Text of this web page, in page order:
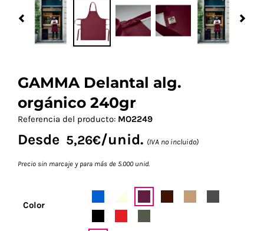
Previous
GAMMA Delantal alg.
orgánico 240gr
Referencia del producto: MO2249
Desde 5,26€/unid. (IVA no incluido)
Precio sin marcaje y para más de 5.000 unid.
Color